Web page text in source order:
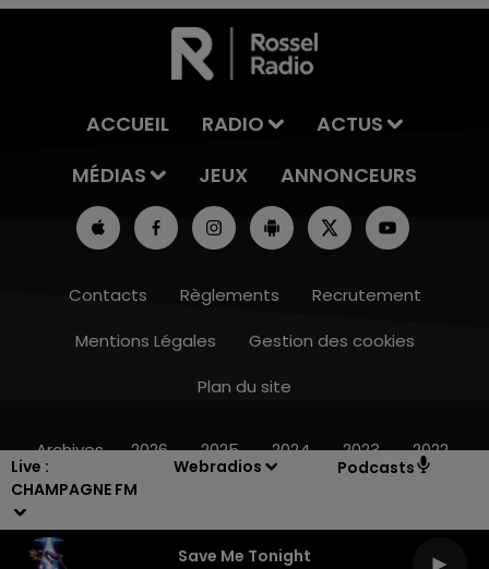
Live :
CHAMPAGNE FM
Webradios Podcasts
Save Me Tonight
ACCUEIL RADIO
ACTUS
MÉDIAS
JEUX ANNONCEURS
Contacts Règlements
Recrutement
Mentions Légales
Gestion des cookies
Plan du site
Archives 2026 2025 2024 2023 2022